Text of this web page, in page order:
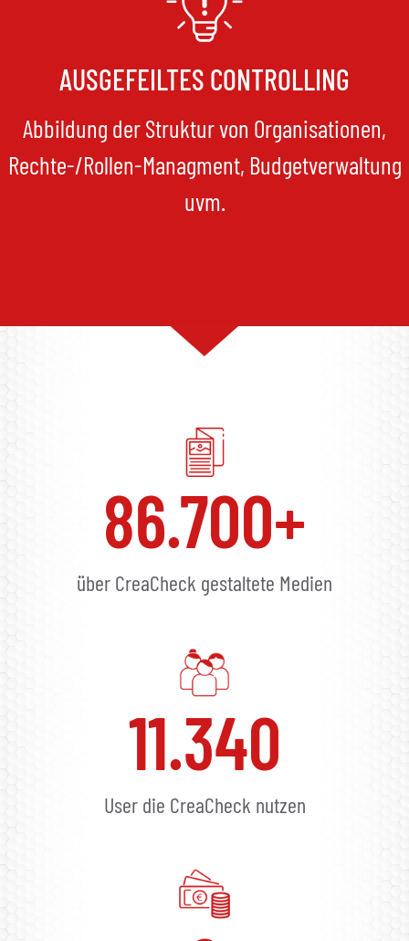
AUSGEFEILTES CONTROLLING
Abbildung der Struktur von Organisationen,
Rechte-/Rollen-Managment, Budgetverwaltung
uvm.
über CreaCheck gestaltete Medien
86.700+
User die CreaCheck nutzen
11.340